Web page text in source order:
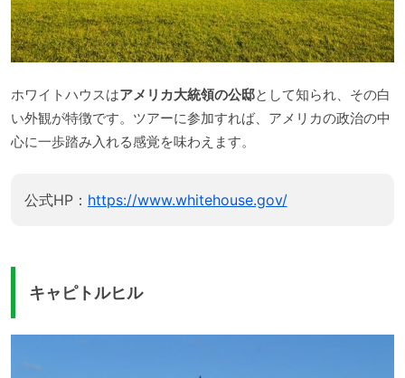
ホワイトハウスはアメリカ大統領の公邸として知られ、その白
い外観が特徴です。ツアーに参加すれば、アメリカの政治の中
心に一歩踏み入れる感覚を味わえます。
公式HP： https://www.whitehouse.gov/
キャピトルヒル